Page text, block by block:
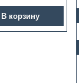
В корзину